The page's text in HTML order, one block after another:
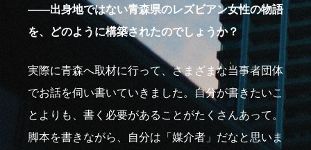
――出身地ではない青森県のレズビアン女性の物語
を、どのように構築されたのでしょうか？
実際に青森へ取材に行って、さまざまな当事者団体
でお話を伺い書いていきました。自分が書きたいこ
とよりも、書く必要があることがたくさんあって。
脚本を書きながら、自分は「媒介者」だなと思いま